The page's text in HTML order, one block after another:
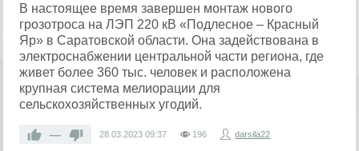
В настоящее время завершен монтаж нового
грозотроса на ЛЭП 220 кВ «Подлесное – Красный
Яр» в Саратовской области. Она задействована в
электроснабжении центральной части региона, где
живет более 360 тыс. человек и расположена
крупная система мелиорации для
сельскохозяйственных угодий.
— 28.03.2023 09:37 196 darsila22